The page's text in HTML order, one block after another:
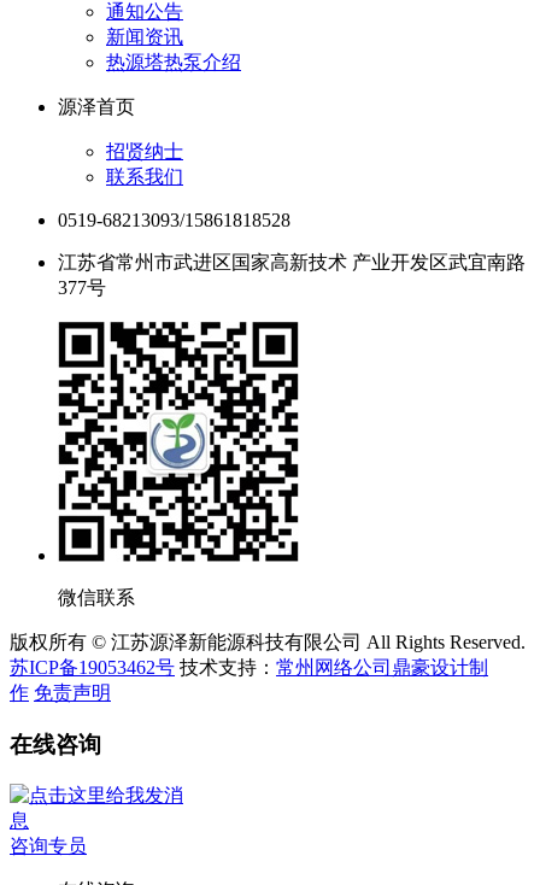
通知公告
新闻资讯
热源塔热泵介绍
源泽首页
招贤纳士
联系我们
0519-68213093/15861818528
江苏省常州市武进区国家高新技术 产业开发区武宜南路
377号
微信联系
版权所有 © 江苏源泽新能源科技有限公司 All Rights Reserved.
苏ICP备19053462号 技术支持： 常州网络公司鼎豪设计制
作 免责声明
在线咨询
咨询专员